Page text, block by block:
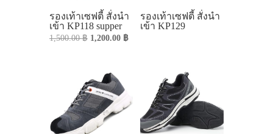
รองเท้าเซฟตี้ สั่งนำ
เข้า KP118 supper
1,500.00฿ Original
1,500.00 ฿.
1,200.00 ฿Current
1,200.00 ฿.
รองเท้าเซฟตี้ สั่งนำ
เข้า KP129